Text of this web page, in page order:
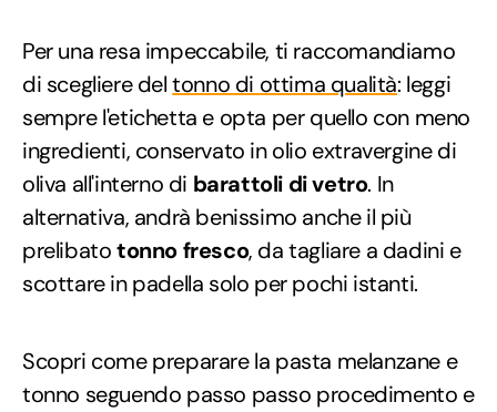
Per una resa impeccabile, ti raccomandiamo
di scegliere deltonno di ottima qualità: leggi
sempre l'etichetta e opta per quello con meno
ingredienti, conservato in olio extravergine di
oliva all'interno di barattoli di vetro. In
alternativa, andrà benissimo anche il più
prelibatotonno fresco, da tagliare a dadini e
scottare in padella solo per pochi istanti.
Scopri come preparare la pasta melanzane e
tonno seguendo passo passo procedimento e